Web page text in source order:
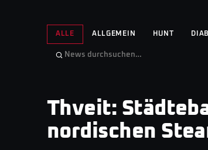
ALLE ALLGEMEIN HUNT
GAMINGNEWS· TOP STORY
Thveit:
nordischen